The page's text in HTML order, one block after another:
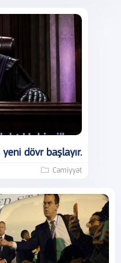
dövr başlayır.
Cəmiyyət